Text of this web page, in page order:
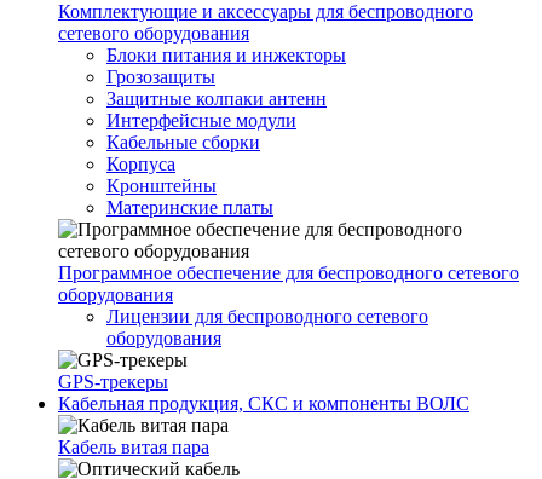
Комплектующие и аксессуары для беспроводного
сетевого оборудования
Блоки питания и инжекторы
Грозозащиты
Защитные колпаки антенн
Интерфейсные модули
Кабельные сборки
Корпуса
Кронштейны
Материнские платы
Программное обеспечение для беспроводного сетевого
оборудования
Лицензии для беспроводного сетевого
оборудования
GPS-трекеры
Кабельная продукция, СКС и компоненты ВОЛС
Кабель витая пара